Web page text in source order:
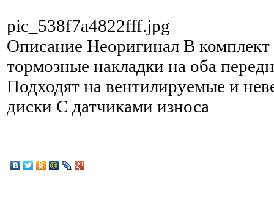
pic_538f7a4822fff.jpg
Описание Неоригинал В комплект
тормозные накладки на оба
Подходят на вентилируемые и
диски С датчиками износа